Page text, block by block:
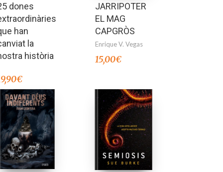
dones
han
la
història
€
JARRIPOTER
EL MAG
CAPGRÒS
Enrique V. Vegas
15,00€